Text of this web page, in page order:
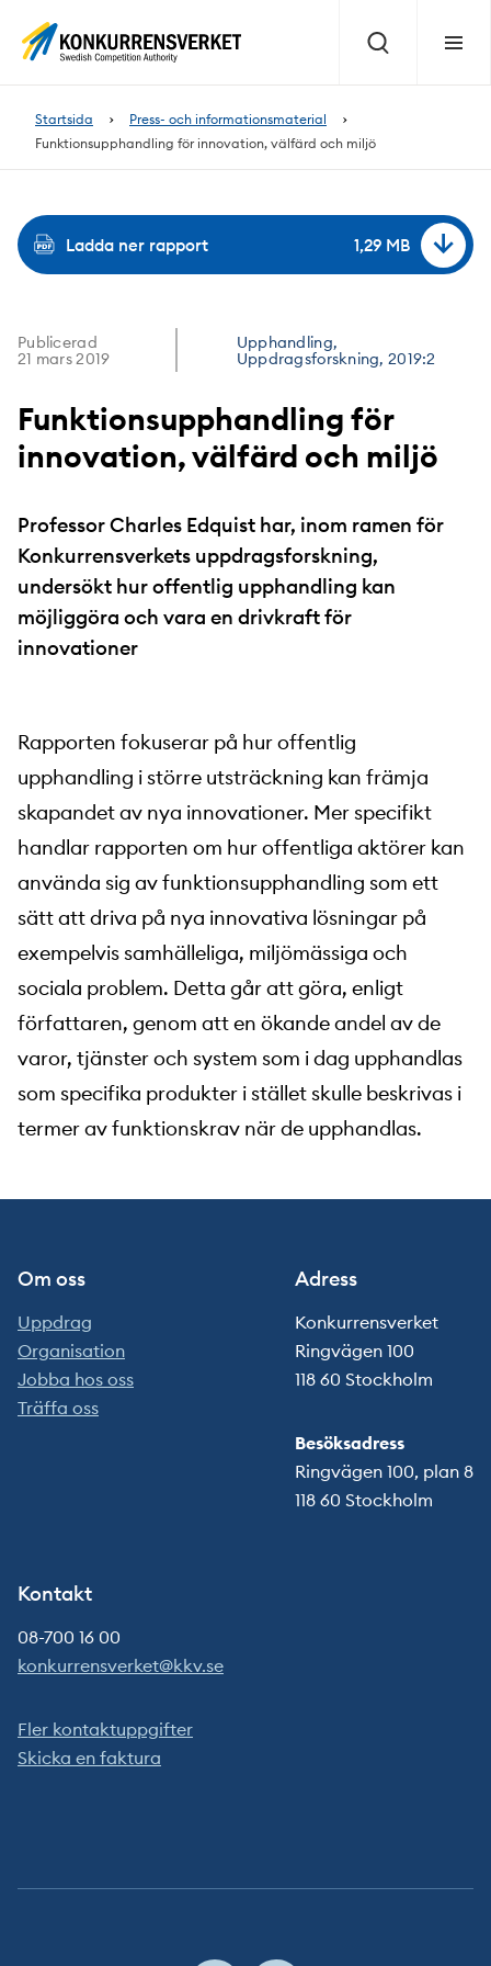
Sök Meny
Startsida
Press- och informationsmaterial
Funktionsupphandling för innovation, välfärd och miljö
Publicerad
21 mars 2019
Upphandling,
Uppdragsforskning, 2019:2
Funktionsupphandling för
innovation, välfärd och miljö
Professor Charles Edquist har, inom ramen för
Konkurrensverkets uppdragsforskning,
undersökt hur offentlig upphandling kan
möjliggöra och vara en drivkraft för
innovationer
Rapporten fokuserar på hur offentlig
upphandling i större utsträckning kan främja
skapandet av nya innovationer. Mer specifikt
handlar rapporten om hur offentliga aktörer kan
använda sig av funktionsupphandling som ett
sätt att driva på nya innovativa lösningar på
exempelvis samhälleliga, miljömässiga och
sociala problem. Detta går att göra, enligt
författaren, genom att en ökande andel av de
varor, tjänster och system som i dag upphandlas
som specifika produkter i stället skulle beskrivas i
termer av funktionskrav när de upphandlas.
Ladda ner rapport 1,29 MB
Om oss
Uppdrag
Organisation
Jobba hos oss
Träffa oss
Adress
Konkurrensverket
Ringvägen 100
118 60 Stockholm
Besöksadress
Ringvägen 100, plan 8
118 60 Stockholm
Kontakt
08-700 16 00
konkurrensverket@kkv.se
Fler kontaktuppgifter
Skicka en faktura